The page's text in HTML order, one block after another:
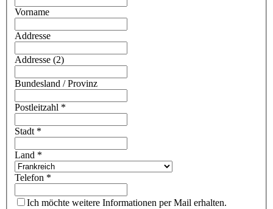
Vorname
Addresse
Addresse (2)
Bundesland / Provinz
Postleitzahl *
Stadt *
Land *
Telefon *
Ich möchte weitere Informationen per Mail erhalten.